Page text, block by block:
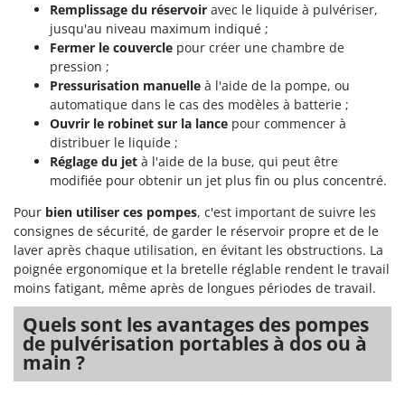
Remplissage du réservoir avec le liquide à pulvériser,
jusqu'au niveau maximum indiqué ;
Fermer le couvercle pour créer une chambre de
pression ;
Pressurisation manuelle à l'aide de la pompe, ou
automatique dans le cas des modèles à batterie ;
Ouvrir le robinet sur la lance pour commencer à
distribuer le liquide ;
Réglage du jet à l'aide de la buse, qui peut être
modifiée pour obtenir un jet plus fin ou plus concentré.
Pour bien utiliser ces pompes, c'est important de suivre les
consignes de sécurité, de garder le réservoir propre et de le
laver après chaque utilisation, en évitant les obstructions. La
poignée ergonomique et la bretelle réglable rendent le travail
moins fatigant, même après de longues périodes de travail.
Quels sont les avantages des pompes
de pulvérisation portables à dos ou à
main ?